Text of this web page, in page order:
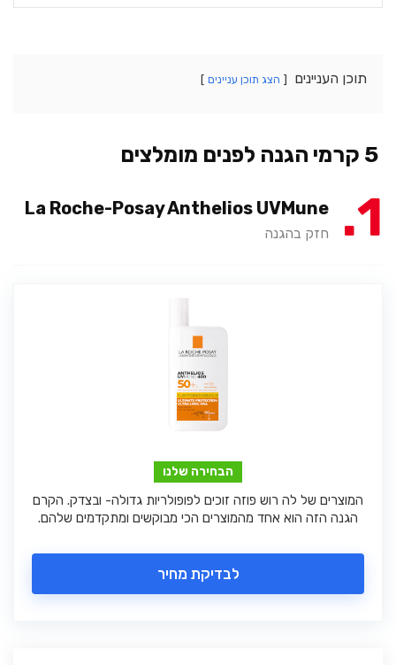
תוכן העניינים הצג תוכן עניינים
1
La Roche-Posay Anthelios UVMune
חזק בהגנה
הבחירה שלנו
המוצרים של לה רוש פוזה זוכים לפופולריות גדולה- ובצדק. הקרם
הגנה הזה הוא אחד מהמוצרים הכי מבוקשים ומתקדמים שלהם.
לבדיקת מחיר